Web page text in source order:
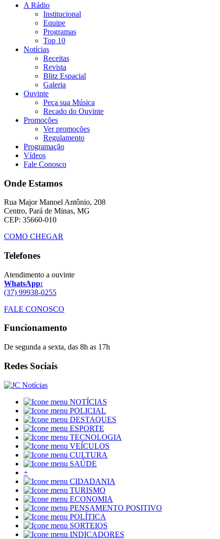
A Rádio
Institucional
Equipe
Programas
Top 10
Notícias
Receitas
Revista
Blitz Espacial
Galeria
Ouvinte
Peça sua Música
Recado do Ouvinte
Promoções
Ver promoções
Regulamento
Programação
Vídeos
Fale Conosco
Onde Estamos
Rua Major Manoel Antônio, 208
Centro, Pará de Minas, MG
CEP: 35660-010
COMO CHEGAR
Telefones
Atendimento a ouvinte
WhatsApp:
(37) 99938-0255
FALE CONOSCO
Funcionamento
De segunda a sexta, das 8h as 17h
Redes Sociais
NOTÍCIAS
POLICIAL
DESTAQUES
ESPORTE
TECNOLOGIA
VEÍCULOS
CULTURA
SAÚDE
+
CIDADANIA
TURISMO
ECONOMIA
PENSAMENTO POSITIVO
POLÍTICA
SORTEIOS
INDICADORES